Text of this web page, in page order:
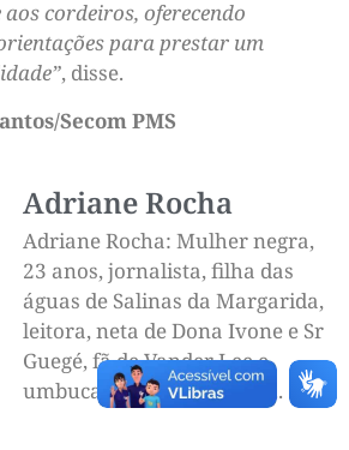
cordeiros, oferecendo
para prestar um
, disse.
Secom PMS
Adriane Rocha
Adriane Rocha: Mulher negra,
23 anos, jornalista, filha das
águas de Salinas da Margarida,
leitora, neta de Dona Ivone e Sr
Guegé, fã de Vander Lee e
umbucado de coisa por aí...